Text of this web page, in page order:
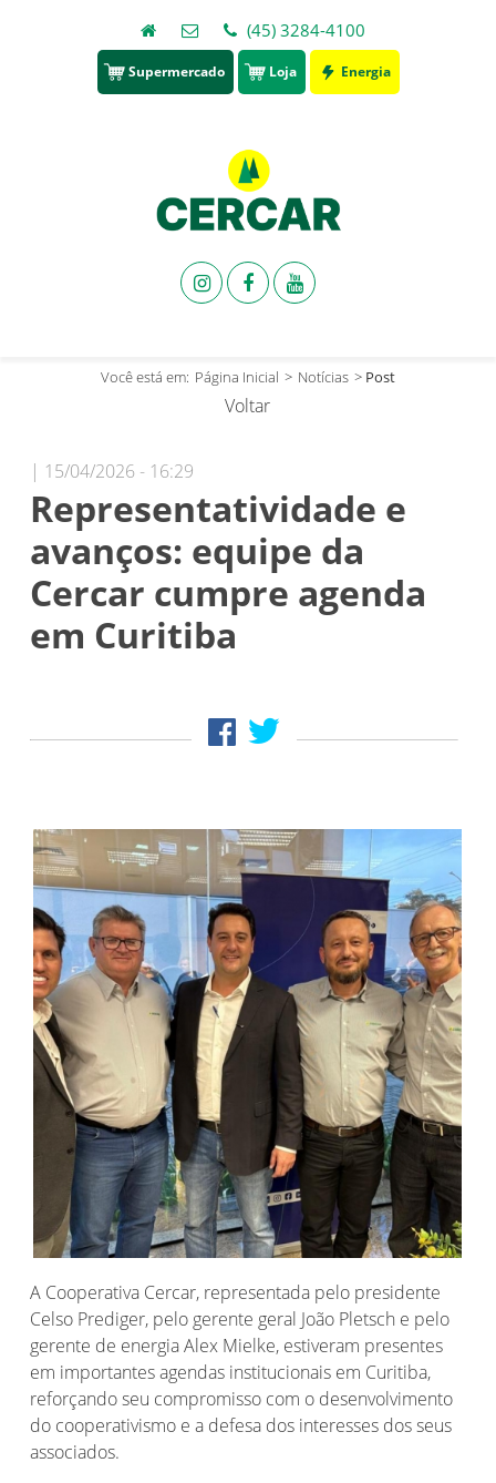
(45) 3284-4100
Supermercado Loja Energia
Você está em: Página Inicial > Notícias > Post
Voltar
| 15/04/2026 - 16:29
Representatividade e
avanços: equipe da
Cercar cumpre agenda
em Curitiba
A Cooperativa Cercar, representada pelo presidente
Celso Prediger, pelo gerente geral João Pletsch e pelo
gerente de energia Alex Mielke, estiveram presentes
em importantes agendas institucionais em Curitiba,
reforçando seu compromisso com o desenvolvimento
do cooperativismo e a defesa dos interesses dos seus
associados.